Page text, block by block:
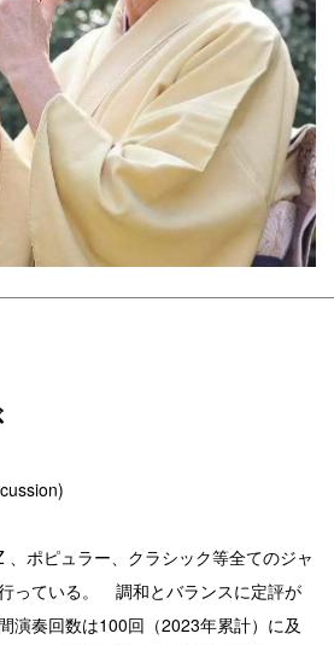
ポピュラー、クラシック等全てのジャ
っている。 調和とバランスに定評が
演奏回数は100回（2023年累計）に及